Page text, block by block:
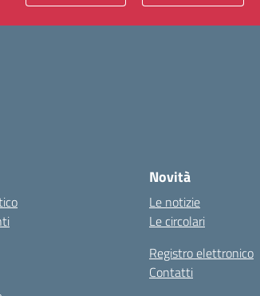
Novità
Le notizie
Le circolari
Registro elettronico
Contatti